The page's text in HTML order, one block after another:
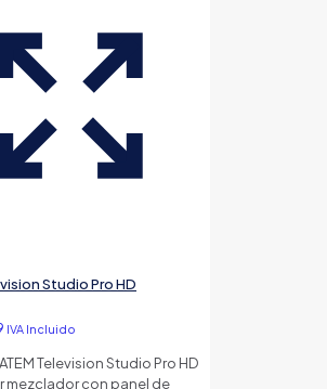
Studio Pro HD
IVA Incluido
Television Studio Pro HD
mezclador con panel de